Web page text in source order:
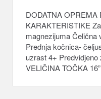
DODATNA OPREMA
KARAKTERISTIKE
magnezijuma Čelična
Prednja kočnica-
uzrast 4+
VELIČINA TOČKA 16”